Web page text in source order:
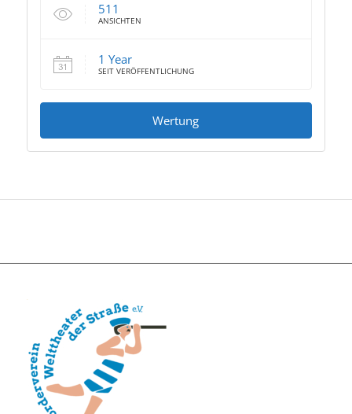
511
ANSICHTEN
1 Year
SEIT VERÖFFENTLICHUNG
Wertung